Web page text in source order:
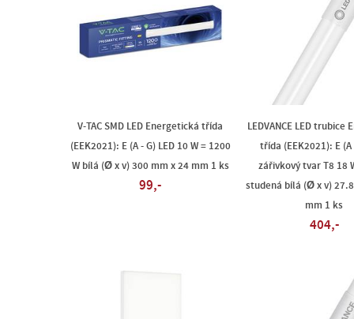
V-TAC SMD LED Energetická třída
(EEK2021): E (A - G) LED 10 W = 1200
W bílá (Ø x v) 300 mm x 24 mm 1 ks
99,-
LEDVANCE LED trubice
třída (EEK2021): E (A
zářivkový tvar T8 18
studená bílá (Ø x v)
mm 1 ks
404,-